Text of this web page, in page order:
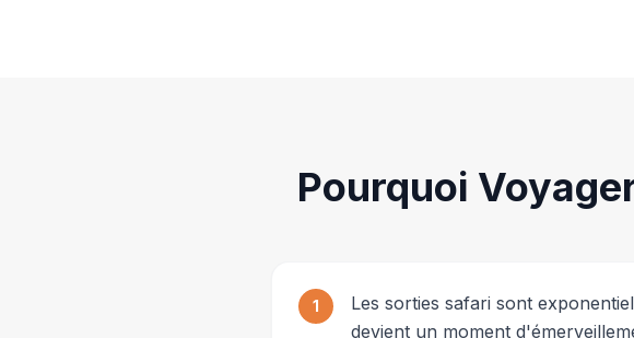
Pourquoi
1
Les sorties safari sont
devient un moment